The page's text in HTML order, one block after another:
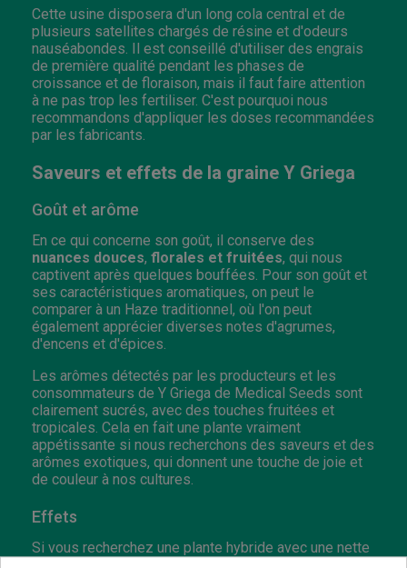
Cette usine disposera d'un long cola central et de
plusieurs satellites chargés de résine et d'odeurs
nauséabondes. Il est conseillé d'utiliser des engrais
de première qualité pendant les phases de
croissance et de floraison, mais il faut faire attention
à ne pas trop les fertiliser. C'est pourquoi nous
recommandons d'appliquer les doses recommandées
par les fabricants.
Saveurs et effets de la graine Y Griega
Goût et arôme
En ce qui concerne son goût, il conserve des
nuances douces, florales et fruitées, qui nous
captivent après quelques bouffées. Pour son goût et
ses caractéristiques aromatiques, on peut le
comparer à un Haze traditionnel, où l'on peut
également apprécier diverses notes d'agrumes,
d'encens et d'épices.
Les arômes détectés par les producteurs et les
consommateurs de Y Griega de Medical Seeds sont
clairement sucrés, avec des touches fruitées et
tropicales. Cela en fait une plante vraiment
appétissante si nous recherchons des saveurs et des
arômes exotiques, qui donnent une touche de joie et
de couleur à nos cultures.
Effets
Si vous recherchez une plante hybride avec une nette